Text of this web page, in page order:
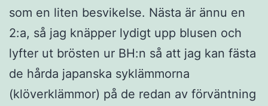
som en liten besvikelse. Nästa är ännu en
2:a, så jag knäpper lydigt upp blusen och
lyfter ut brösten ur BH:n så att jag kan fästa
de hårda japanska syklämmorna
(klöverklämmor) på de redan av förväntning